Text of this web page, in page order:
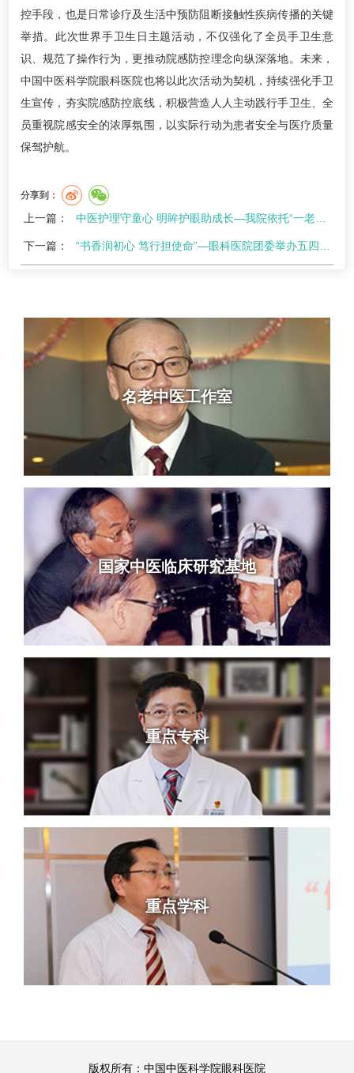
控手段，也是日常诊疗及生活中预防阻断接触性疾病传播的关键
举措。此次世界手卫生日主题活动，不仅强化了全员手卫生意
识、规范了操作行为，更推动院感防控理念向纵深落地。未来，
中国中医科学院眼科医院也将以此次活动为契机，持续强化手卫
生宣传，夯实院感防控底线，积极营造人人主动践行手卫生、全
员重视院感安全的浓厚氛围，以实际行动为患者安全与医疗质量
保驾护航。
分享到：
上一篇： 中医护理守童心 明眸护眼助成长—我院依托“一老一小”两个中心深耕儿童近视护理服务
下一篇： “书香润初心 笃行担使命”—眼科医院团委举办五四青年节读书分享活动
名老中医工作室
国家中医临床研究基地
重点专科
重点学科
版权所有：中国中医科学院眼科医院